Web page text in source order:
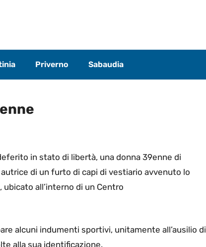
Priverno Sabaudia
in stato di libertà, una donna 39enne di
di un furto di capi di vestiario avvenuto lo
all’interno di un Centro
alcuni indumenti sportivi, unitamente all’ausilio di
alla sua identificazione.